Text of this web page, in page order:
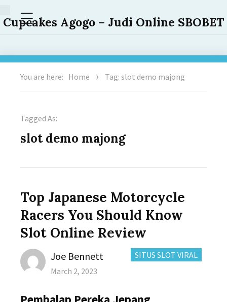
Cupcakes Agogo – Judi Online SBOBET
Menu
You are here: Home Tag: slot demo majong
Tagged As:
slot demo majong
Top Japanese Motorcycle
Racers You Should Know
Slot Online Review
CATEGORIES:
SITUS SLOT VIRAL
Author
Joe Bennett
Posted
March 2, 2023